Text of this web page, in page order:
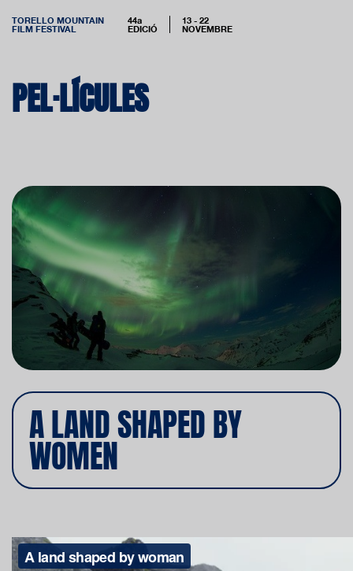
TORELLO MOUNTAIN
FILM FESTIVAL
44a
EDICIÓ
13 - 22
NOVEMBRE
PEL·LÍCULES
A LAND SHAPED BY
WOMEN